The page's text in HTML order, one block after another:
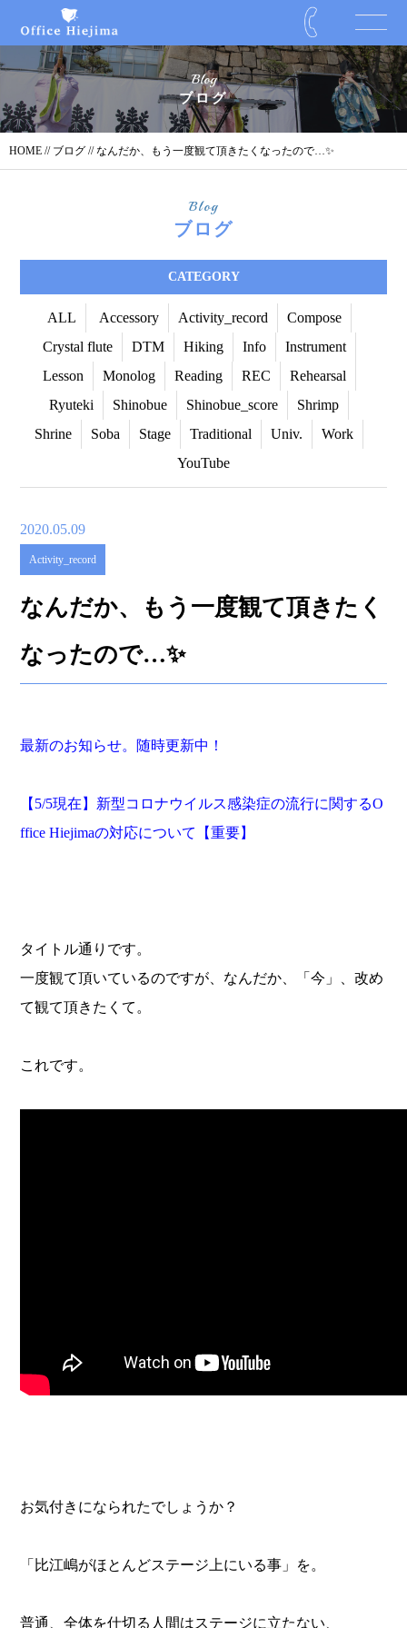
Blog
ブログ
HOME // ブログ // なんだか、もう一度観て頂きたくなったので…✨
Blog
ブログ
CATEGORY
ALL Accessory Activity_record
Compose
Crystal flute
DTM Hiking Info
Instrument
Lesson
Monolog Reading REC
Rehearsal
Ryuteki
Shinobue Shinobue_score
Shrimp
Shrine
Soba Stage Traditional Univ.
Work
YouTube
2020.05.09
Activity_record
なんだか、もう一度観て頂きたく
なったので…✨
最新のお知らせ。随時更新中！
【 5/5現在】新型コロナウイルス感染症の流行に関するO
ffice Hiejimaの対応について【重要】
タイトル通りです。
一度観て頂いているのですが、なんだか、「今」、改め
て観て頂きたくて。
これです。
お気付きになられたでしょうか？
「比江嶋がほとんどステージ上にいる事」を。
普通、全体を仕切る人間はステージに立たない、